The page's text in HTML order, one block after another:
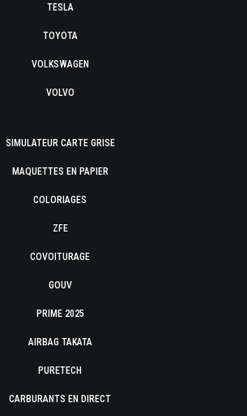
TESLA
TOYOTA
VOLKSWAGEN
VOLVO
SIMULATEUR CARTE GRISE
MAQUETTES EN PAPIER
COLORIAGES
ZFE
COVOITURAGE
GOUV
PRIME 2025
AIRBAG TAKATA
PURETECH
CARBURANTS EN DIRECT